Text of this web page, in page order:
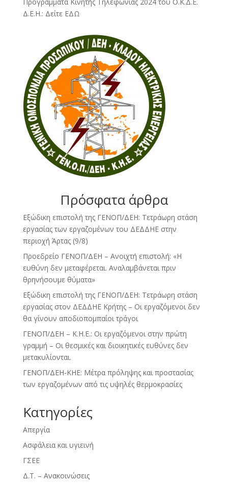
Προγράμματα Κινητής Τηλεφωνίας 2024 του Ο.Κ.Δ.Ε.
Δ.Ε.Η.: Δείτε ΕΔΩ
Πρόσφατα άρθρα
Εξώδικη επιστολή της ΓΕΝΟΠ/ΔΕΗ: Τετράωρη στάση
εργασίας των εργαζομένων του ΔΕΔΔΗΕ στην
περιοχή Άρτας (9/8)
Προεδρείο ΓΕΝΟΠ/ΔΕΗ – Ανοιχτή επιστολή: «Η
ευθύνη δεν μεταφέρεται. Αναλαμβάνεται πριν
θρηνήσουμε θύματα»
Εξώδικη επιστολή της ΓΕΝΟΠ/ΔΕΗ: Τετράωρη στάση
εργασίας στον ΔΕΔΔΗΕ Κρήτης – Οι εργαζόμενοι δεν
θα γίνουν αποδιοπομπαίοι τράγοι
ΓΕΝΟΠ/ΔΕΗ – Κ.Η.Ε.: Οι εργαζόμενοι στην πρώτη
γραμμή – Οι θεσμικές και διοικητικές ευθύνες δεν
μετακυλίονται.
ΓΕΝΟΠ/ΔΕΗ-ΚΗΕ: Μέτρα πρόληψης και προστασίας
των εργαζομένων από τις υψηλές θερμοκρασίες
Kατηγορίες
Απεργία
Ασφάλεια και υγιεινή
ΓΣΕΕ
Δ.Τ. – Ανακοινώσεις